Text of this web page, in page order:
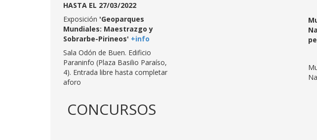
HASTA EL 27/03/2022
Exposición 'Geoparques
Mundiales: Maestrazgo y
Sobrarbe-Pirineos' +info
Sala Odón de Buen. Edificio
Paraninfo (Plaza Basilio Paraíso,
4). Entrada libre hasta completar
aforo
CONCURSOS